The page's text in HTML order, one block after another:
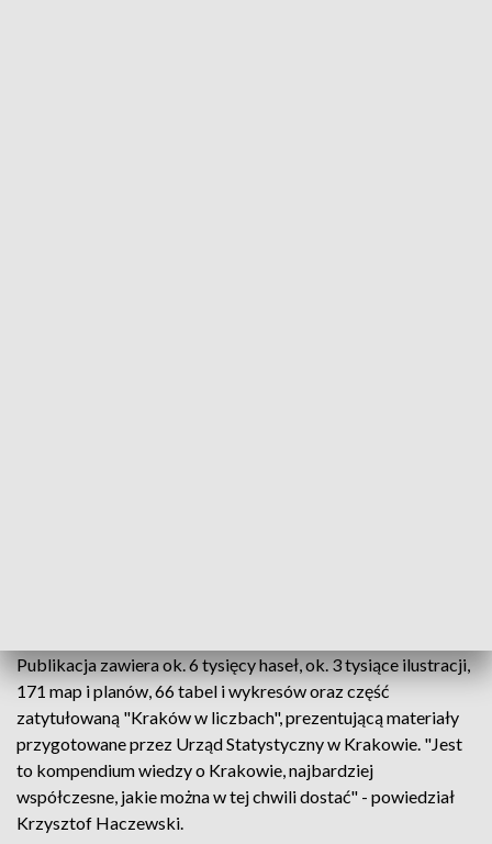
Publikacja zawiera ok. 6 tysięcy haseł, ok. 3 tysiące ilustracji,
171 map i planów, 66 tabel i wykresów oraz część
zatytułowaną "Kraków w liczbach", prezentującą materiały
przygotowane przez Urząd Statystyczny w Krakowie. "Jest
to kompendium wiedzy o Krakowie, najbardziej
współczesne, jakie można w tej chwili dostać" - powiedział
Krzysztof Haczewski.